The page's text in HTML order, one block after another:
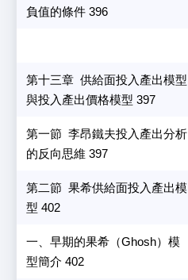
負值的條件 396
第十三章 供給面投入產出模型
與投入產出價格模型 397
第一節 李昂鐵夫投入產出分析
的反向思維 397
第二節 果希供給面投入產出模
型 402
一、早期的果希（Ghosh）模
型簡介 402